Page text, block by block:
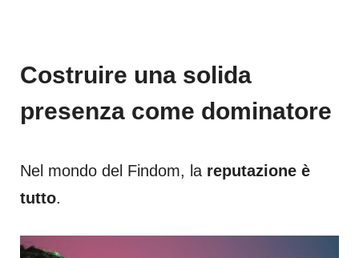
Costruire una solida
presenza come dominatore
Nel mondo del Findom, la reputazione è
tutto.